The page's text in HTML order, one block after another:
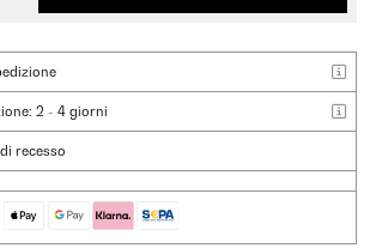
2 - 4 giorni
recesso